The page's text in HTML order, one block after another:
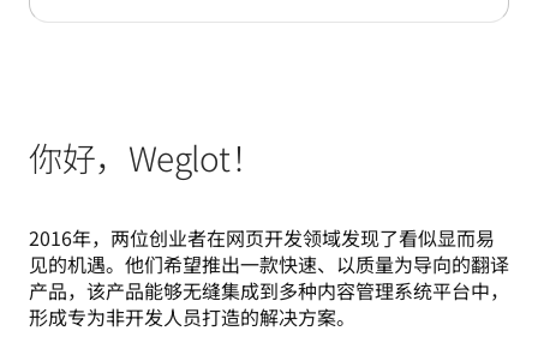
你好，Weglot！
2016年，两位创业者在网页开发领域发现了看似显而易
见的机遇。他们希望推出一款快速、以质量为导向的翻译
产品，该产品能够无缝集成到多种内容管理系统平台中，
形成专为非开发人员打造的解决方案。